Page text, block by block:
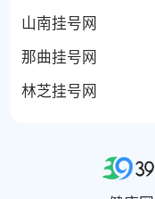
山南挂号网
那曲挂号网
林芝挂号网